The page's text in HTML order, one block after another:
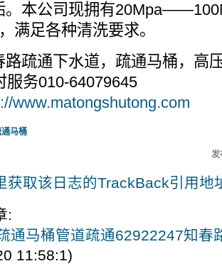
。本公司现拥有
满足各种清洗要求。
路疏通下水道，疏通马桶，高
服务010-64079645
www.matongshutong.com
马桶
发
获取该日志的TrackBack引用地
:
通马桶管道疏通62922247知春
11:58:1)